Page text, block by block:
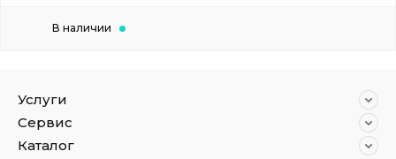
В наличии
Услуги
Сервис
Каталог